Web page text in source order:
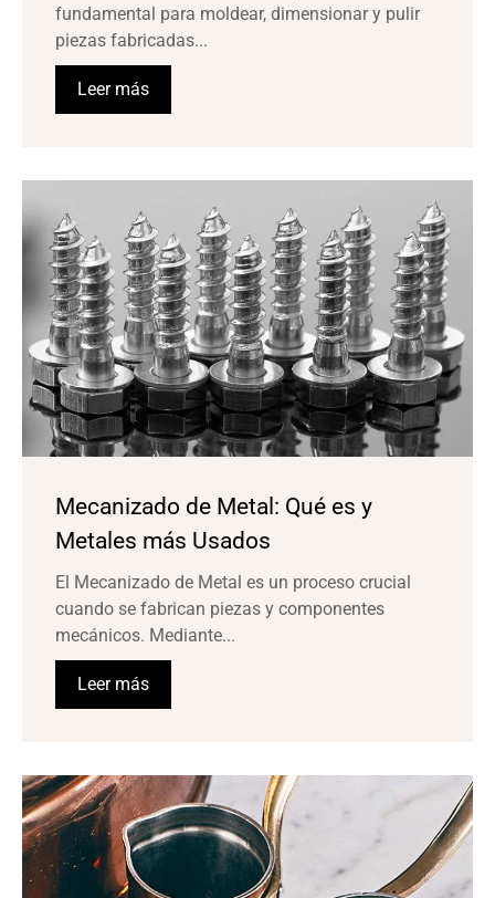
fundamental para moldear, dimensionar y pulir
piezas fabricadas...
Leer más
Mecanizado de Metal: Qué es y
Metales más Usados
El Mecanizado de Metal es un proceso crucial
cuando se fabrican piezas y componentes
mecánicos. Mediante...
Leer más